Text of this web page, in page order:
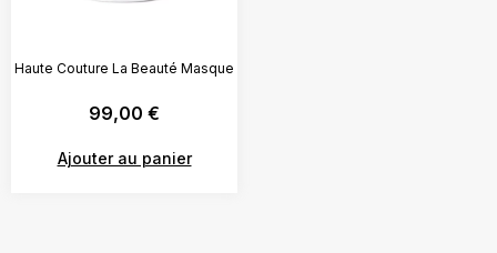
Haute Couture La Beauté Masque
99,00 €
Ajouter au panier